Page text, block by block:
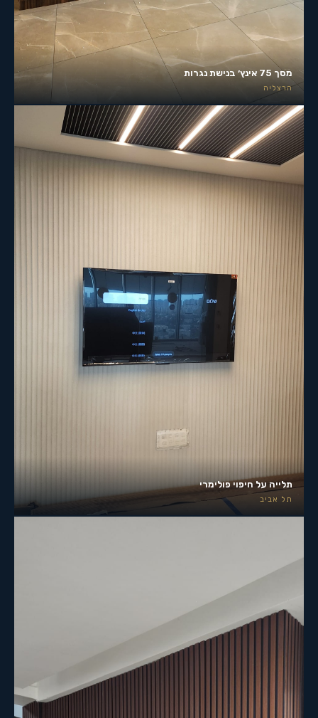
מסך 75 אינץ׳ בנישת נגרות
הרצליה
תלייה על חיפוי פולימרי
תל אביב